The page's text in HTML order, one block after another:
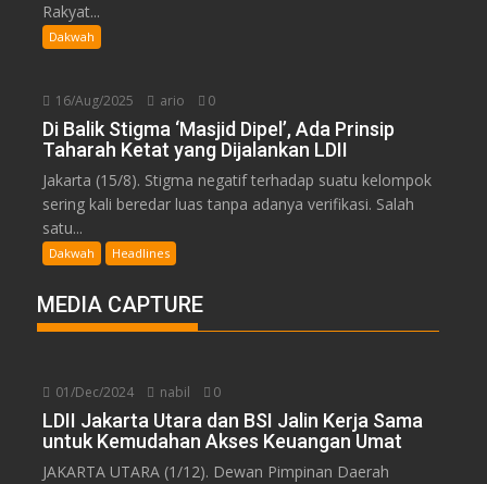
Rakyat...
Dakwah
16/Aug/2025 ario 0
Di Balik Stigma ‘Masjid Dipel’, Ada Prinsip
Taharah Ketat yang Dijalankan LDII
Jakarta (15/8). Stigma negatif terhadap suatu kelompok
sering kali beredar luas tanpa adanya verifikasi. Salah
satu...
Dakwah Headlines
MEDIA CAPTURE
01/Dec/2024 nabil 0
LDII Jakarta Utara dan BSI Jalin Kerja Sama
untuk Kemudahan Akses Keuangan Umat
JAKARTA UTARA (1/12). Dewan Pimpinan Daerah